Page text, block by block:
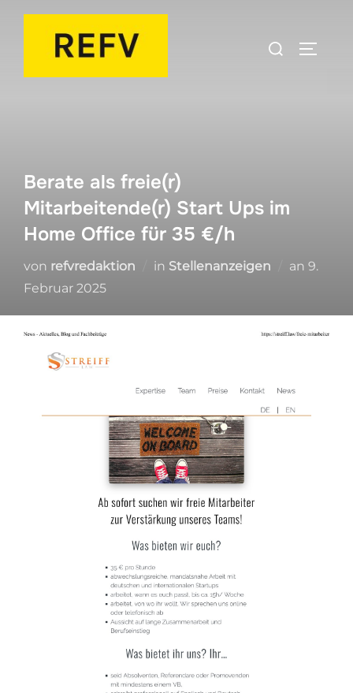
springen
Suchen
Berate als freie(r)
Mitarbeitende(r) Start Ups im
Home Office für 35 €/h
von refvredaktion in Stellenanzeigen an 9.
Februar 2025